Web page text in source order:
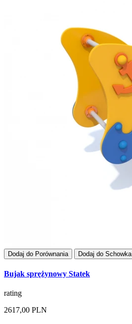
Dodaj do Porównania Dodaj do Schowka
Bujak sprężynowy Statek
rating
2617,00 PLN